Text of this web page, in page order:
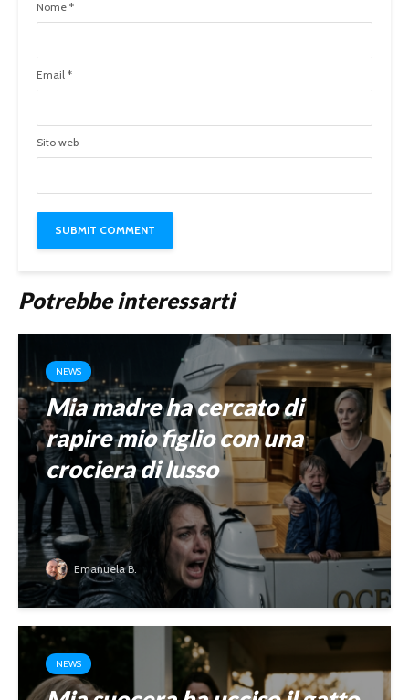
Nome *
Email *
Sito web
Potrebbe interessarti
NEWS
Mia madre ha cercato di
rapire mio figlio con una
crociera di lusso
Emanuela B.
NEWS